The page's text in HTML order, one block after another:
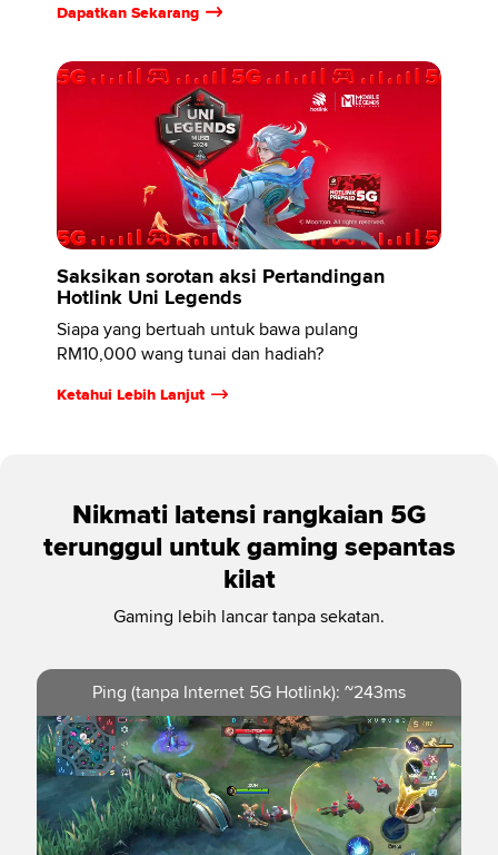
Dapatkan Sekarang
Saksikan sorotan aksi Pertandingan
Hotlink Uni Legends
Siapa yang bertuah untuk bawa pulang
RM10,000 wang tunai dan hadiah?
Ketahui Lebih Lanjut
Nikmati latensi rangkaian 5G
terunggul untuk gaming sepantas
kilat
Gaming lebih lancar tanpa sekatan.
Ping (tanpa Internet 5G Hotlink): ~243ms